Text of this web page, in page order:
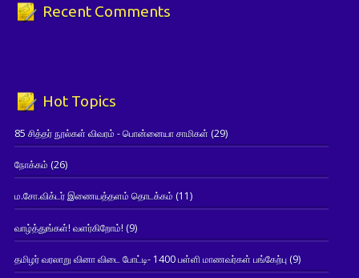
Recent Comments
Hot Topics
85 சித்தர் நூல்கள் விவரம் - பொன்னையா சாமிகள் (29)
நோக்கம் (26)
ம.சோ.விக்டர் இணையத்தளம் தொடக்கம் (11)
வாழ்த்துங்கள்! வளர்கிறோம்! (9)
தமிழர் வரலாறு வினா விடை போட்டி- 1400 பள்ளி மாணவர்கள் பங்கேற்பு(9)